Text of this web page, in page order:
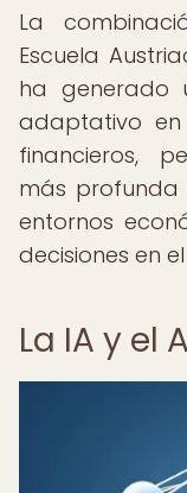
La
Escuela
ha generado
adaptativo
financieros,
más profunda
entornos
decisiones en
La IA y el